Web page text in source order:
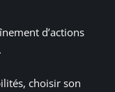
d’actions
choisir son